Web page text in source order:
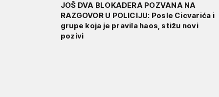
JOŠ DVA BLOKADERA POZVANA NA
RAZGOVOR U POLICIJU: Posle Cicvarića i
grupe koja je pravila haos, stižu novi
pozivi